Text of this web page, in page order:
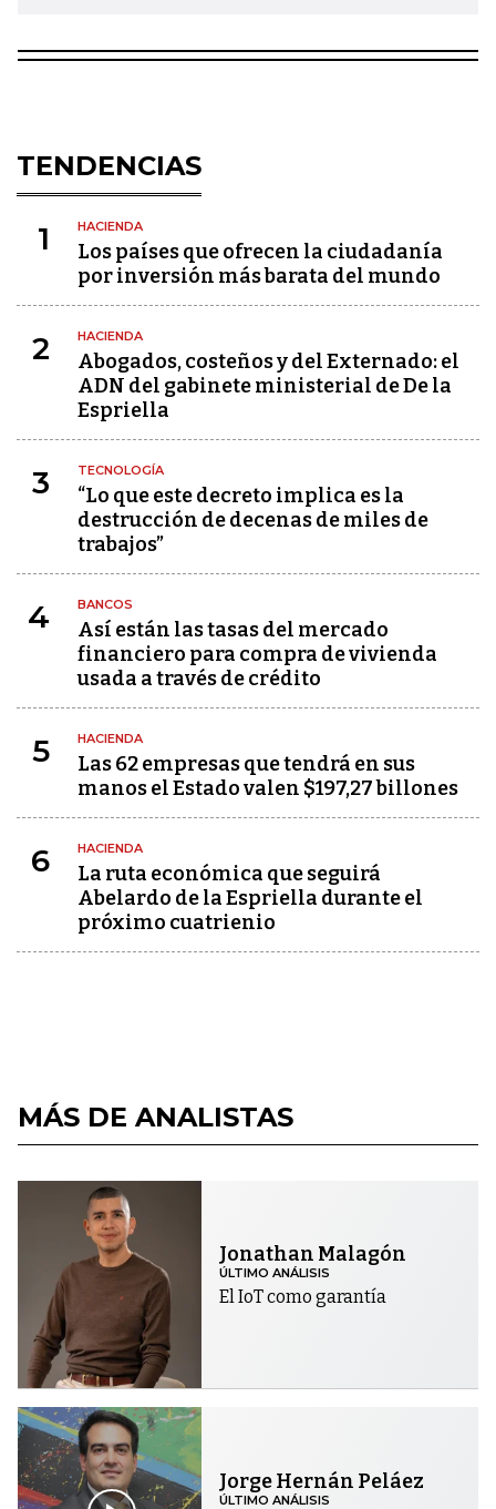
TENDENCIAS
1 HACIENDA
Los países que ofrecen la ciudadanía
por inversión más barata del mundo
2 HACIENDA
Abogados, costeños y del Externado: el
ADN del gabinete ministerial de De la
Espriella
3 TECNOLOGÍA
“Lo que este decreto implica es la
destrucción de decenas de miles de
trabajos”
4 BANCOS
Así están las tasas del mercado
financiero para compra de vivienda
usada a través de crédito
5 HACIENDA
Las 62 empresas que tendrá en sus
manos el Estado valen $197,27 billones
6 HACIENDA
La ruta económica que seguirá
Abelardo de la Espriella durante el
próximo cuatrienio
MÁS DE ANALISTAS
Jonathan Malagón
ÚLTIMO ANÁLISIS
El IoT como garantía
Jorge Hernán Peláez
ÚLTIMO ANÁLISIS